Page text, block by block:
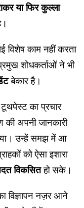
या फिर कुल्ला
काम नहीं करता
शोधकर्ताओं ने भी
बेकार है।
का प्रचार
अपनी जानकारी
उन्हें समझ में आ
को ऐसा इशारा
विकसितहो सके।
विज्ञापन नज़र आने